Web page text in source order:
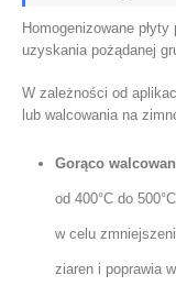
Homogenizowane
uzyskania pożądanej
W zależności od
lub walcowania na
Gorąco
od 400°C do
w celu
ziaren i poprawia